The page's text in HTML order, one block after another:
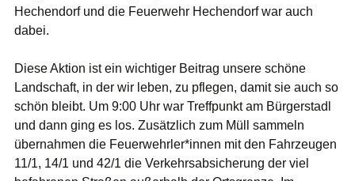
Hechendorf und die Feuerwehr Hechendorf war auch
dabei.
Diese Aktion ist ein wichtiger Beitrag unsere schöne
Landschaft, in der wir leben, zu pflegen, damit sie auch so
schön bleibt. Um 9:00 Uhr war Treffpunkt am Bürgerstadl
und dann ging es los. Zusätzlich zum Müll sammeln
übernahmen die Feuerwehrler*innen mit den Fahrzeugen
11/1, 14/1 und 42/1 die Verkehrsabsicherung der viel